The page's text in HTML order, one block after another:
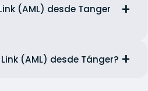
(AML) desde Tanger
(AML) desde Tánger?